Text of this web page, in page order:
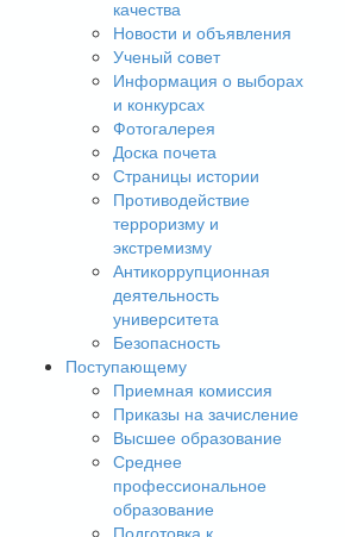
качества
Новости и объявления
Ученый совет
Информация о выборах
и конкурсах
Фотогалерея
Доска почета
Страницы истории
Противодействие
терроризму и
экстремизму
Антикоррупционная
деятельность
университета
Безопасность
Поступающему
Приемная комиссия
Приказы на зачисление
Высшее образование
Среднее
профессиональное
образование
Подготовка к